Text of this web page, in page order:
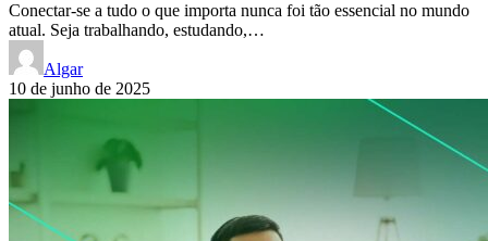
Conectar-se a tudo o que importa nunca foi tão essencial no mundo
atual. Seja trabalhando, estudando,…
Algar
10 de junho de 2025